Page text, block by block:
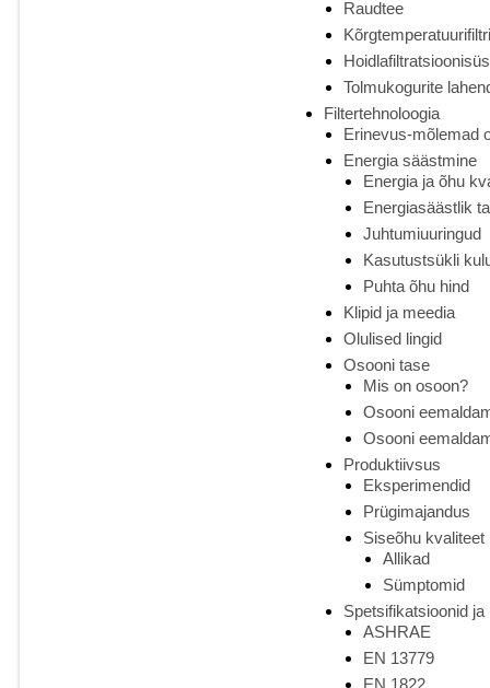
Raudtee
Tolmukogurite
Filtertehnoloogia
Erinevus-mõlemad
Energia säästmine
Energia ja õhu
Energiasäästlik
Juhtumiuuringud
Kasutustsükli
Puhta õhu hind
Klipid ja meedia
Olulised lingid
Osooni tase
Mis on osoon?
Osooni
Osooni
Produktiivsus
Eksperimendid
Prügimajandus
Siseõhu kvaliteet
Allikad
Sümptomid
Spetsifikatsioonid ja
ASHRAE
EN 13779
EN 1822